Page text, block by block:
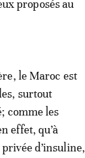
proposés au
le Maroc est
surtout
comme les
effet, qu’à
d’insuline,